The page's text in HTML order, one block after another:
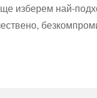
изберем най-